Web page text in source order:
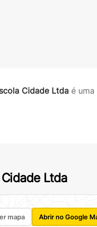
Cidade Ltda é uma
Ltda
mapa Abrir no Google